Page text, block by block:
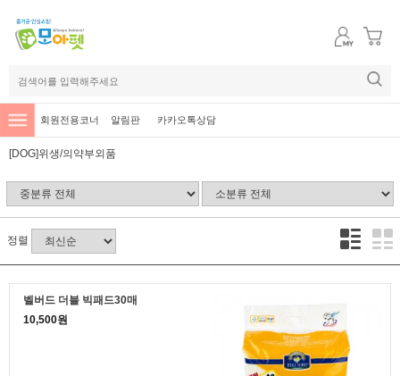
회원전용코너 알림판 카카오톡상담
[DOG]위생/의약부외품
정렬
벨버드 더블 빅패드30매
10,500원